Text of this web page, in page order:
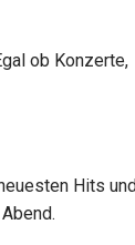
ob Konzerte,
Hits